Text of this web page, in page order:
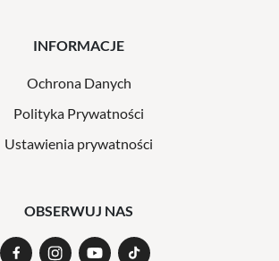
INFORMACJE
Ochrona Danych
Polityka Prywatności
Ustawienia prywatności
OBSERWUJ NAS